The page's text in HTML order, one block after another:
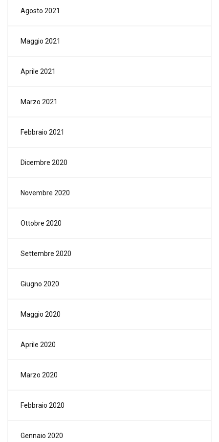
Agosto 2021
Maggio 2021
Aprile 2021
Marzo 2021
Febbraio 2021
Dicembre 2020
Novembre 2020
Ottobre 2020
Settembre 2020
Giugno 2020
Maggio 2020
Aprile 2020
Marzo 2020
Febbraio 2020
Gennaio 2020